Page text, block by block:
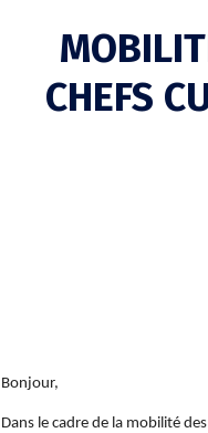
CHEFS
Bonjour,
Dans le cadre de la mobilité